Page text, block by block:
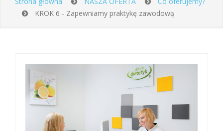
KROK 6 - Zapewniamy praktykę zawodową